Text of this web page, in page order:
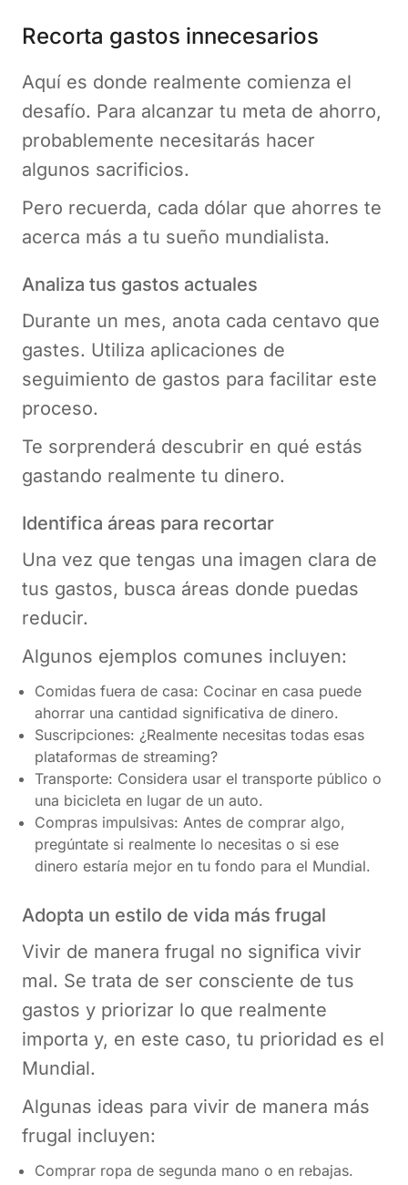
Recorta gastos innecesarios
Aquí es donde realmente comienza el
desafío. Para alcanzar tu meta de ahorro,
probablemente necesitarás hacer
algunos sacrificios.
Pero recuerda, cada dólar que ahorres te
acerca más a tu sueño mundialista.
Analiza tus gastos actuales
Durante un mes, anota cada centavo que
gastes. Utiliza aplicaciones de
seguimiento de gastos para facilitar este
proceso.
Te sorprenderá descubrir en qué estás
gastando realmente tu dinero.
Identifica áreas para recortar
Una vez que tengas una imagen clara de
tus gastos, busca áreas donde puedas
reducir.
Algunos ejemplos comunes incluyen:
Comidas fuera de casa: Cocinar en casa puede
ahorrar una cantidad significativa de dinero.
Suscripciones: ¿Realmente necesitas todas esas
plataformas de streaming?
Transporte: Considera usar el transporte público o
una bicicleta en lugar de un auto.
Compras impulsivas: Antes de comprar algo,
pregúntate si realmente lo necesitas o si ese
dinero estaría mejor en tu fondo para el Mundial.
Adopta un estilo de vida más frugal
Vivir de manera frugal no significa vivir
mal. Se trata de ser consciente de tus
gastos y priorizar lo que realmente
importa y, en este caso, tu prioridad es el
Mundial.
Algunas ideas para vivir de manera más
frugal incluyen:
Comprar ropa de segunda mano o en rebajas.